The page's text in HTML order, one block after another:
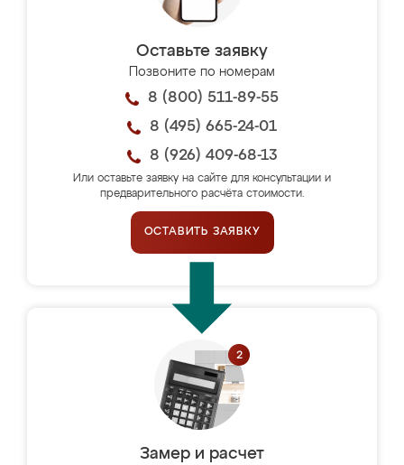
Оставьте заявку
Позвоните по номерам
8 (800) 511-89-55
8 (495) 665-24-01
8 (926) 409-68-13
Или оставьте заявку на сайте для консультации и
предварительного расчёта стоимости.
ОСТАВИТЬ ЗАЯВКУ
Замер и расчет